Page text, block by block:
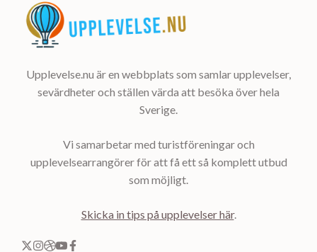
Upplevelse.nu är en webbplats som samlar upplevelser,
sevärdheter och ställen värda att besöka över hela
Sverige.
Vi samarbetar med turistföreningar och
upplevelsearrangörer för att få ett så komplett utbud
som möjligt.
Skicka in tips på upplevelser här.